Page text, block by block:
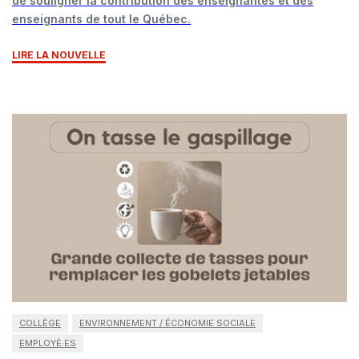
enseignants de tout le Québec.
LIRE LA NOUVELLE
COLLÈGE
ENVIRONNEMENT / ÉCONOMIE SOCIALE
EMPLOYÉ·ES